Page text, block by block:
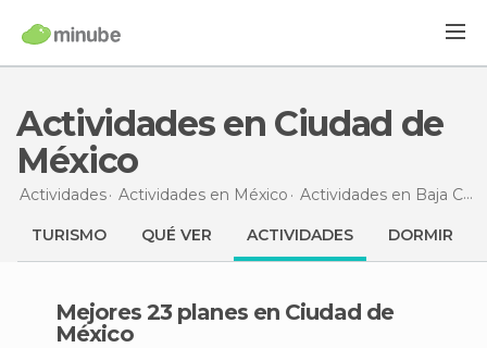
Actividades en Ciudad de
México
Actividades Actividades en México Actividades en Baja California
TURISMO QUÉ VER ACTIVIDADES DORMIR
Mejores 23 planes en Ciudad de
México